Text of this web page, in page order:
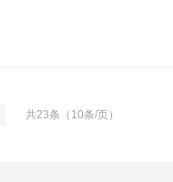
共23条（10条/页）